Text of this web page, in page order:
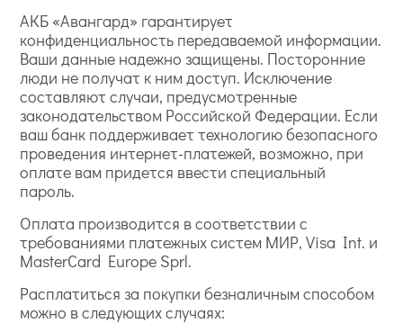
АКБ «Авангард» гарантирует
конфиденциальность передаваемой информации.
Ваши данные надежно защищены. Посторонние
люди не получат к ним доступ. Исключение
составляют случаи, предусмотренные
законодательством Российской Федерации. Если
ваш банк поддерживает технологию безопасного
проведения интернет-платежей, возможно, при
оплате вам придется ввести специальный
пароль.
Оплата производится в соответствии с
требованиями платежных систем МИР, Visa Int. и
MasterCard Europe Sprl.
Расплатиться за покупки безналичным способом
можно в следующих случаях: